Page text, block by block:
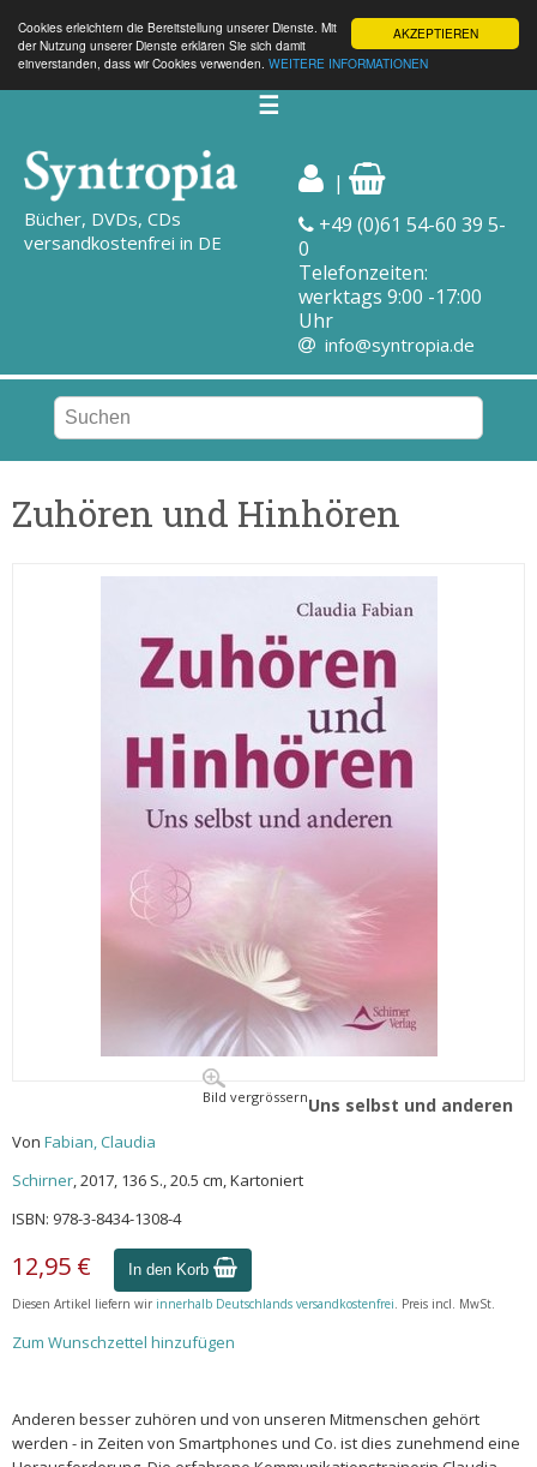
AKZEPTIEREN
Cookies erleichtern die Bereitstellung unserer Dienste. Mit
der Nutzung unserer Dienste erklären Sie sich damit
einverstanden, dass wir Cookies verwenden. WEITERE INFORMATIONEN
☰
Bücher, DVDs, CDs
versandkostenfrei in DE
|
+49 (0)61 54-60 39 5-
0
Telefonzeiten:
werktags 9:00 -17:00
Uhr
info@syntropia.de
Zuhören und Hinhören
Bild vergrössernUns selbst und anderen
Von Fabian, Claudia
Schirner, 2017, 136 S., 20.5 cm, Kartoniert
ISBN: 978-3-8434-1308-4
12,95 € In den Korb
Diesen Artikel liefern wir innerhalb Deutschlands versandkostenfrei. Preis incl. MwSt.
Zum Wunschzettel hinzufügen
Anderen besser zuhören und von unseren Mitmenschen gehört
werden - in Zeiten von Smartphones und Co. ist dies zunehmend eine